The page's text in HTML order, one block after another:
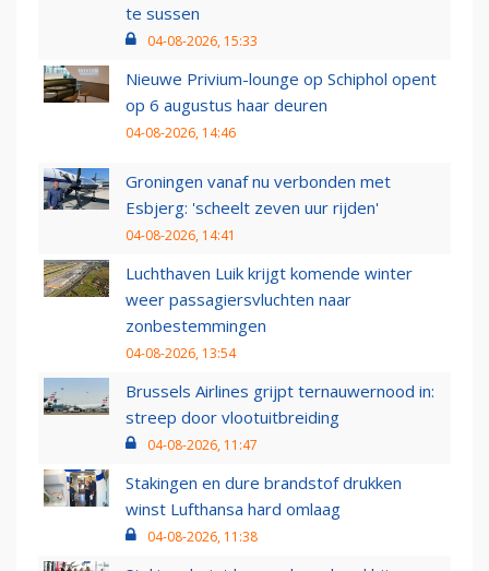
te sussen
04-08-2026, 15:33
Nieuwe Privium-lounge op Schiphol opent
op 6 augustus haar deuren
04-08-2026, 14:46
Groningen vanaf nu verbonden met
Esbjerg: 'scheelt zeven uur rijden'
04-08-2026, 14:41
Luchthaven Luik krijgt komende winter
weer passagiersvluchten naar
zonbestemmingen
04-08-2026, 13:54
Brussels Airlines grijpt ternauwernood in:
streep door vlootuitbreiding
04-08-2026, 11:47
Stakingen en dure brandstof drukken
winst Lufthansa hard omlaag
04-08-2026, 11:38